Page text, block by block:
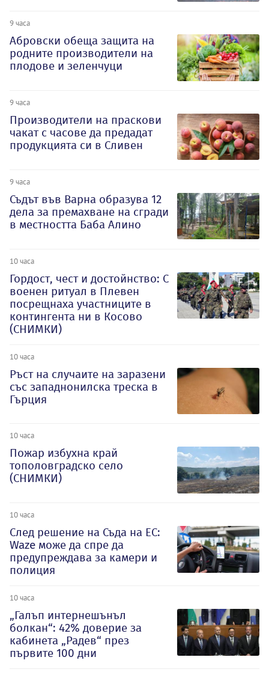
9 часа
Абровски обеща защита на
родните производители на
плодове и зеленчуци
9 часа
Производители на праскови
чакат с часове да предадат
продукцията си в Сливен
9 часа
Съдът във Варна образува 12
дела за премахване на сгради
в местността Баба Алино
10 часа
Гордост, чест и достойнство: С
военен ритуал в Плевен
посрещнаха участниците в
контингента ни в Косово
(СНИМКИ)
10 часа
Ръст на случаите на заразени
със западнонилска треска в
Гърция
10 часа
Пожар избухна край
тополовградско село
(СНИМКИ)
10 часа
След решение на Съда на ЕС:
Waze може да спре да
предупреждава за камери и
полиция
10 часа
„Галъп интернешънъл
болкан“: 42% доверие за
кабинета „Радев“ през
първите 100 дни